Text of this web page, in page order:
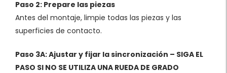
Paso 2: Prepare las piezas
Antes del montaje, limpie todas las piezas y las
superficies de contacto.
Paso 3A: Ajustar y fijar la sincronización – SIGA EL
PASO SI NO SE UTILIZA UNA RUEDA DE GRADO